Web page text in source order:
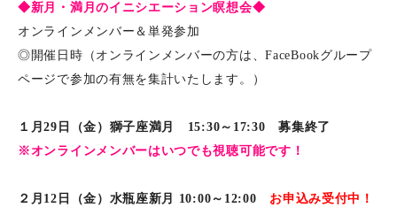
◆新月・満月のイニシエーション瞑想会◆
オンラインメンバー＆単発参加
◎開催日時（オンラインメンバーの方は、FaceBookグループ
ページで参加の有無を集計いたします。）
１月29日（金）獅子座満月 15:30～17:30 募集終了
※オンラインメンバーはいつでも視聴可能です！
２月12日（金）水瓶座新月 10:00～12:00 お申込み受付中！